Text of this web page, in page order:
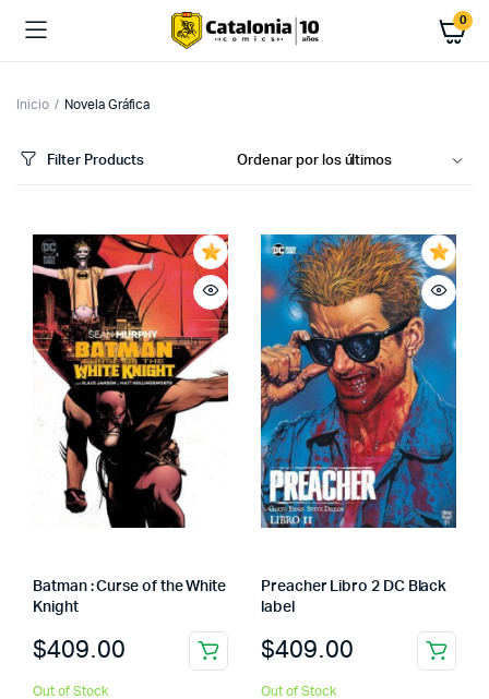
0
Inicio Novela Gráfica
Filter Products
Batman : Curse of the White
Knight
$409.00
Out of Stock
Preacher Libro 2 DC Black
label
$409.00
Out of Stock